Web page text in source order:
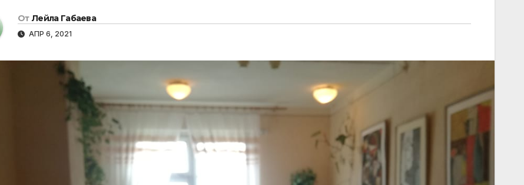
От Лейла Габаева
АПР 6, 2021